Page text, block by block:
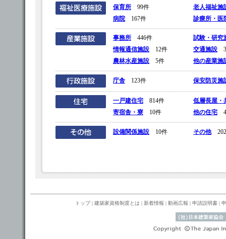
保育所 99件
老人福祉施
病院 167件 診療所・医
事務所 446件
試験・研究
情報通信施設 12件 交通施設
農林水産施設 5件 他の産業施
庁舎 123件 保安防災施
一戸建住宅 814件
低層長屋・
寄宿舎・寮 10件 他の住宅
設備関係施設 10件 その他202
トップ| 建築家資格制度とは | 新着情報 | 動画広報 | 申請説明書 |